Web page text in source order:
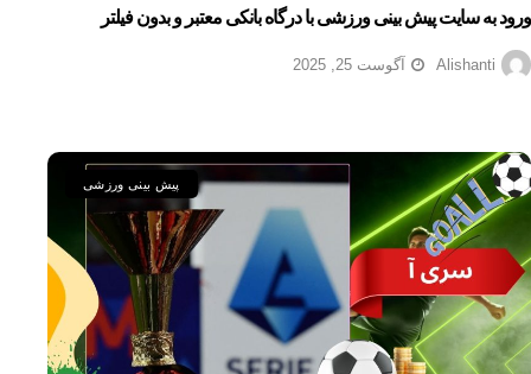
ورود به سایت پیش بینی ورزشی با درگاه بانکی معتبر و بدون فیلتر
Alishanti آگوست 25, 2025
پیش بینی ورزشی